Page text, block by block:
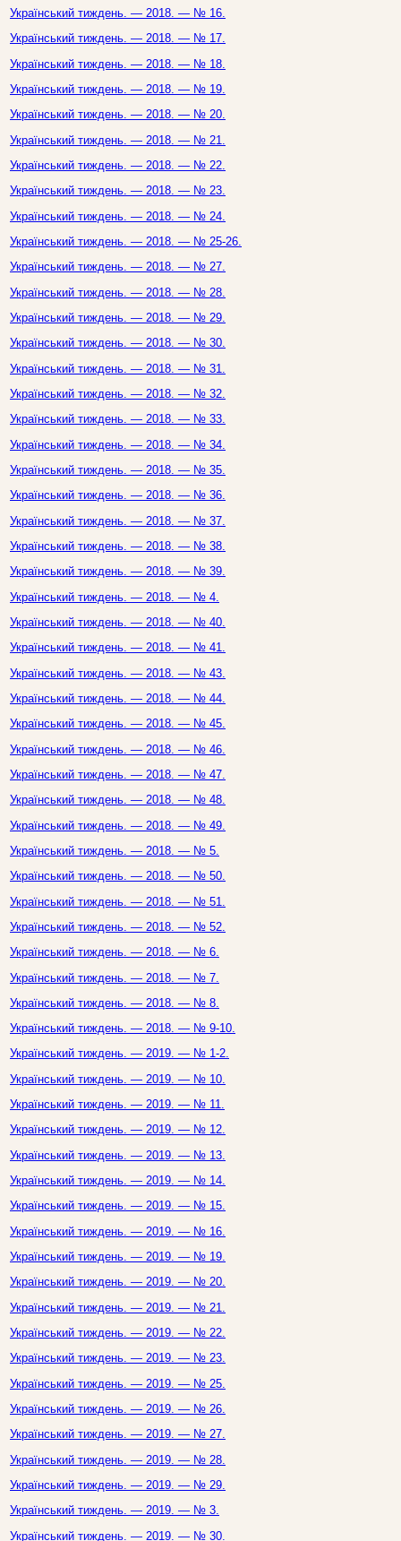
Український тиждень. — 2018. — № 16.
Український тиждень. — 2018. — № 17.
Український тиждень. — 2018. — № 18.
Український тиждень. — 2018. — № 19.
Український тиждень. — 2018. — № 20.
Український тиждень. — 2018. — № 21.
Український тиждень. — 2018. — № 22.
Український тиждень. — 2018. — № 23.
Український тиждень. — 2018. — № 24.
Український тиждень. — 2018. — № 25-26.
Український тиждень. — 2018. — № 27.
Український тиждень. — 2018. — № 28.
Український тиждень. — 2018. — № 29.
Український тиждень. — 2018. — № 30.
Український тиждень. — 2018. — № 31.
Український тиждень. — 2018. — № 32.
Український тиждень. — 2018. — № 33.
Український тиждень. — 2018. — № 34.
Український тиждень. — 2018. — № 35.
Український тиждень. — 2018. — № 36.
Український тиждень. — 2018. — № 37.
Український тиждень. — 2018. — № 38.
Український тиждень. — 2018. — № 39.
Український тиждень. — 2018. — № 4.
Український тиждень. — 2018. — № 40.
Український тиждень. — 2018. — № 41.
Український тиждень. — 2018. — № 43.
Український тиждень. — 2018. — № 44.
Український тиждень. — 2018. — № 45.
Український тиждень. — 2018. — № 46.
Український тиждень. — 2018. — № 47.
Український тиждень. — 2018. — № 48.
Український тиждень. — 2018. — № 49.
Український тиждень. — 2018. — № 5.
Український тиждень. — 2018. — № 50.
Український тиждень. — 2018. — № 51.
Український тиждень. — 2018. — № 52.
Український тиждень. — 2018. — № 6.
Український тиждень. — 2018. — № 7.
Український тиждень. — 2018. — № 8.
Український тиждень. — 2018. — № 9-10.
Український тиждень. — 2019. — № 1-2.
Український тиждень. — 2019. — № 10.
Український тиждень. — 2019. — № 11.
Український тиждень. — 2019. — № 12.
Український тиждень. — 2019. — № 13.
Український тиждень. — 2019. — № 14.
Український тиждень. — 2019. — № 15.
Український тиждень. — 2019. — № 16.
Український тиждень. — 2019. — № 19.
Український тиждень. — 2019. — № 20.
Український тиждень. — 2019. — № 21.
Український тиждень. — 2019. — № 22.
Український тиждень. — 2019. — № 23.
Український тиждень. — 2019. — № 25.
Український тиждень. — 2019. — № 26.
Український тиждень. — 2019. — № 27.
Український тиждень. — 2019. — № 28.
Український тиждень. — 2019. — № 29.
Український тиждень. — 2019. — № 3.
Український тиждень. — 2019. — № 30.